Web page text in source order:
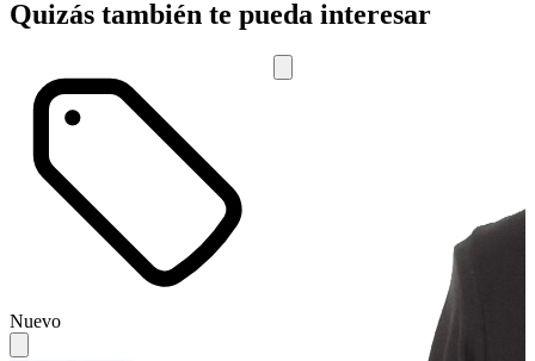
Quizás también te pueda interesar
Nuevo